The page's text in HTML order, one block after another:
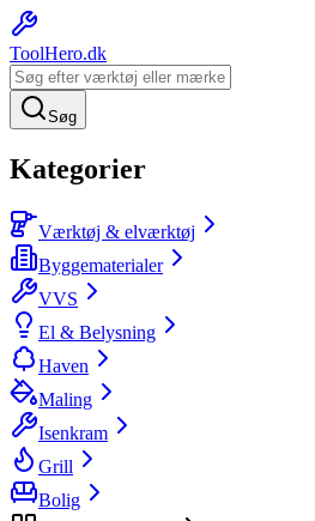
ToolHero.dk
Søg
Kategorier
Værktøj & elværktøj
Byggematerialer
VVS
El & Belysning
Haven
Maling
Isenkram
Grill
Bolig